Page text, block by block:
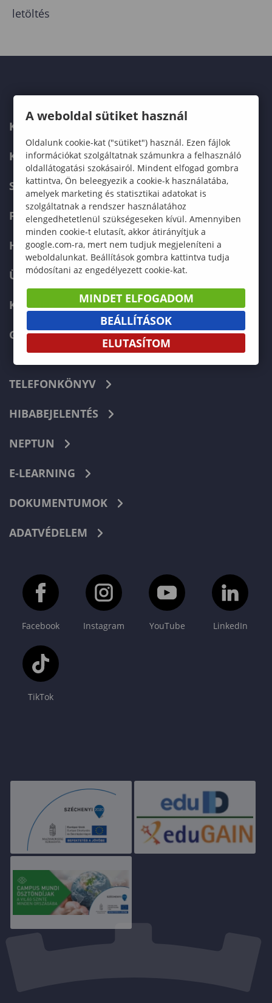
letöltés
KAPCSOLAT
KÉPZÉSKERESŐ
SZERVEZETI FELÉPÍTÉS
FELVÉTELIZŐKNEK
HALLGATÓKNAK
ÜZLETI PARTNEREKNEK
KARRIER
GREEN UNIVERSITY
TELEFONKÖNYV
HIBABEJELENTÉS
NEPTUN
E-LEARNING
DOKUMENTUMOK
ADATVÉDELEM
Facebook Instagram YouTube LinkedIn
TikTok
A weboldal sütiket használ
Oldalunk cookie-kat ("sütiket") használ. Ezen fájlok
információkat szolgáltatnak számunkra a felhasználó
oldallátogatási szokásairól. Mindent elfogad gombra
kattintva, Ön beleegyezik a cookie-k használatába,
amelyek marketing és statisztikai adatokat is
szolgáltatnak a rendszer használatához
elengedhetetlenül szükségeseken kívül. Amennyiben
minden cookie-t elutasít, akkor átirányítjuk a
google.com-ra, mert nem tudjuk megjeleníteni a
weboldalunkat. Beállítások gombra kattintva tudja
módosítani az engedélyezett cookie-kat.
MINDET ELFOGADOM
BEÁLLÍTÁSOK
ELUTASÍTOM